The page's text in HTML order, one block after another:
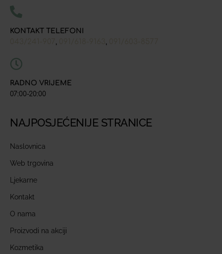
KONTAKT TELEFONI
, ,
RADNO VRIJEME
07:00-20:00
NAJPOSJEĆENIJE STRANICE
Naslovnica
Web trgovina
Ljekarne
Kontakt
O nama
Proizvodi na akciji
Kozmetika